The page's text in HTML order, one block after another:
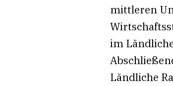
mittleren
im
Ländliche